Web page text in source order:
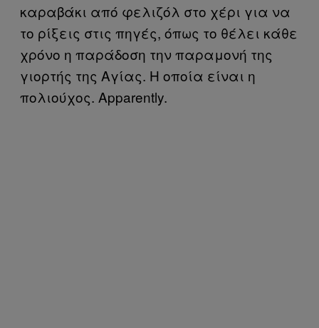
καραβάκι από φελιζόλ στο χέρι για να
το ρίξεις στις πηγές, όπως το θέλει κάθε
χρόνο η παράδοση την παραμονή της
γιορτής της Αγίας. Η οποία είναι η
πολιούχος. Apparently.